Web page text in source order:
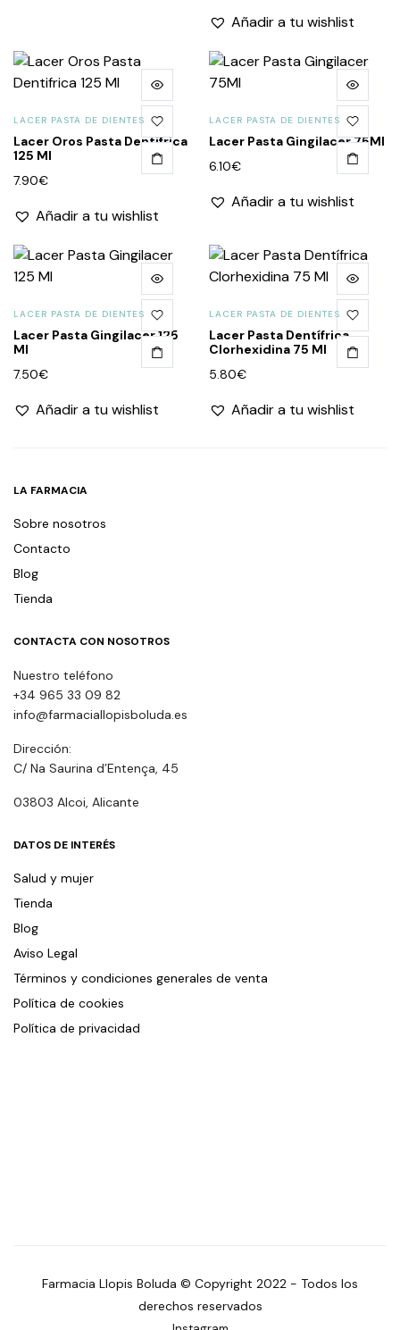
Añadir a tu wishlist
LACER PASTA DE DIENTES
Lacer Oros Pasta Dentifrica
125 Ml
7.90€
Añadir a tu wishlist
LACER PASTA DE DIENTES
Lacer Pasta Gingilacer 75Ml
6.10€
Añadir a tu wishlist
LACER PASTA DE DIENTES
Lacer Pasta Gingilacer 125
Ml
7.50€
Añadir a tu wishlist
LACER PASTA DE DIENTES
Lacer Pasta Dentífrica
Clorhexidina 75 Ml
5.80€
Añadir a tu wishlist
LA FARMACIA
Sobre nosotros
Contacto
Blog
Tienda
CONTACTA CON NOSOTROS
Nuestro teléfono
+34 965 33 09 82
info@farmaciallopisboluda.es
Dirección:
C/ Na Saurina d’Entença, 45
03803 Alcoi, Alicante
DATOS DE INTERÉS
Salud y mujer
Tienda
Blog
Aviso Legal
Términos y condiciones generales de venta
Política de cookies
Política de privacidad
Farmacia Llopis Boluda © Copyright 2022 - Todos los
derechos reservados